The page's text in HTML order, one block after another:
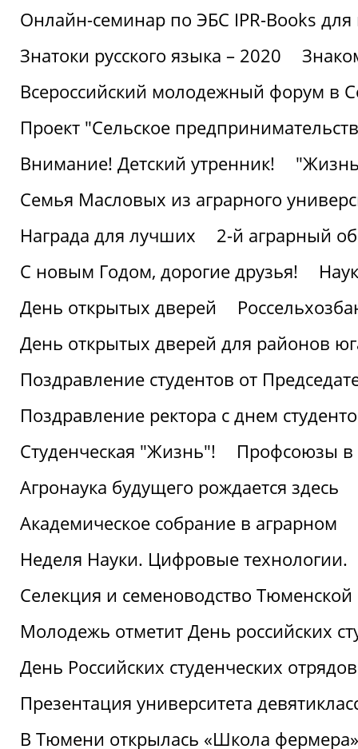
Онлайн-семинар по ЭБС IPR-Books для
Знатоки русского языка – 2020
Всероссийский молодежный форум в
Проект "Сельское
Внимание! Детский утренник!
Семья Масловых из аграрного
Награда для лучших
2-й аграрный
С новым Годом, дорогие друзья!
День открытых дверей
День открытых дверей для районов
Поздравление студентов от
Поздравление ректора с днем
Студенческая "Жизнь"!
Профсоюзы в
Агронаука будущего рождается здесь
Академическое собрание в аграрном
Неделя Науки. Цифровые технологии.
Селекция и семеноводство Тюменской
Молодежь отметит День российских
День Российских студенческих
Презентация университета
В Тюмени открылась «Школа фермера»